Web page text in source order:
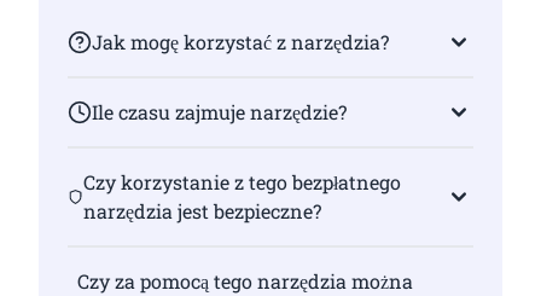
Jak mogę korzystać z narzędzia?
Ile czasu zajmuje narzędzie?
Czy korzystanie z tego bezpłatnego
narzędzia jest bezpieczne?
Czy za pomocą tego narzędzia można